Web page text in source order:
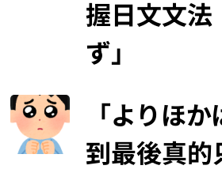
握日文文法
ず」
「よりほ
到最後真